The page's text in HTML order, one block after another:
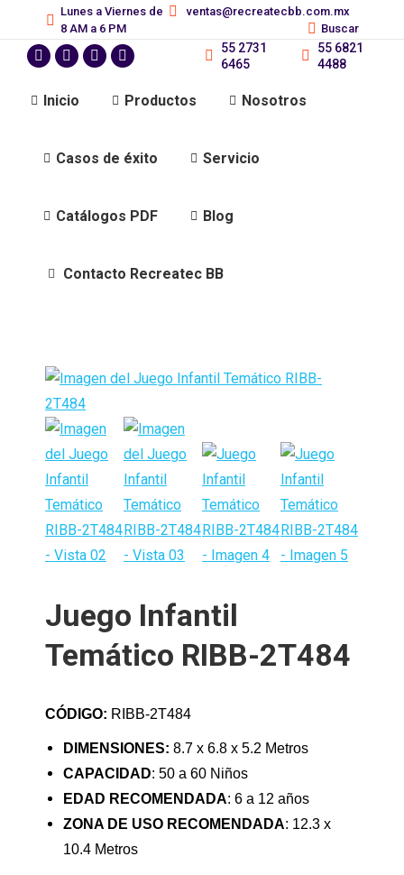
Lunes a Viernes de
8 AM a 6 PM
ventas@recreatecbb.com.mx
Buscar:
Buscar
55 2731
6465
55 6821
4488
Inicio Productos Nosotros
Casos de éxito Servicio
Catálogos PDF Blog
Contacto Recreatec BB
Juego Infantil
Temático RIBB-2T484
CÓDIGO: RIBB-2T484
DIMENSIONES: 8.7 x 6.8 x 5.2 Metros
CAPACIDAD: 50 a 60 Niños
EDAD RECOMENDADA: 6 a 12 años
ZONA DE USO RECOMENDADA: 12.3 x
10.4 Metros